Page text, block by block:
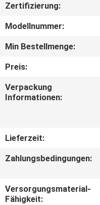
AUSFLUG
SITEMAP
Zertifizierung:
Modellnummer:
Min Bestellmenge:
Preis:
Verpackung
Informationen:
Lieferzeit:
Zahlungsbedingungen:
Versorgungsmaterial-
Fähigkeit: